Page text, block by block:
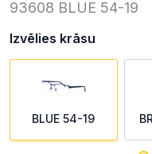
93608 BLUE 54-19
Izvēlies krāsu
BLUE 54-19